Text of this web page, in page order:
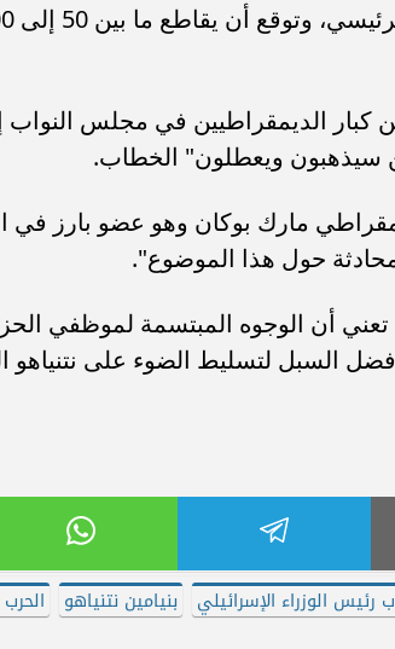
كبار الديمقراطيين في مجلس
سيذهبون ويعطلون" الخطاب.
مارك بوكان وهو عضو بارز في
حول هذا الموضوع".
أن الوجوه المبتسمة لموظفي
السبل لتسليط الضوء على
رئيس الوزراء الإسرائيلي بنيامين نتنياهو